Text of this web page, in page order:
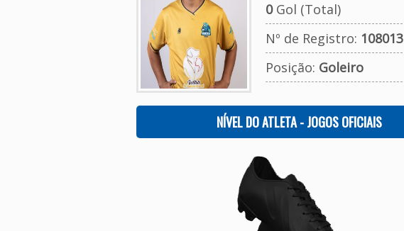
0Gol (Total)
Nº de Registro: 108013
Posição: Goleiro
NÍVEL DO ATLETA - JOGOS OFICIAIS